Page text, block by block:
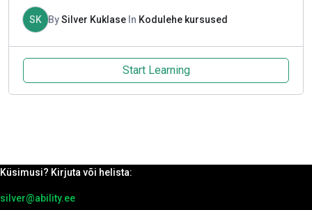
SK BySilver Kuklase In Kodulehe kursused
Start Learning
Küsimusi? Kirjuta või helista:
silver@ability.ee